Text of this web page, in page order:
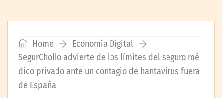
Home
Economía Digital
SegurChollo advierte de los límites del seguro mé
dico privado ante un contagio de hantavirus fuera
de España